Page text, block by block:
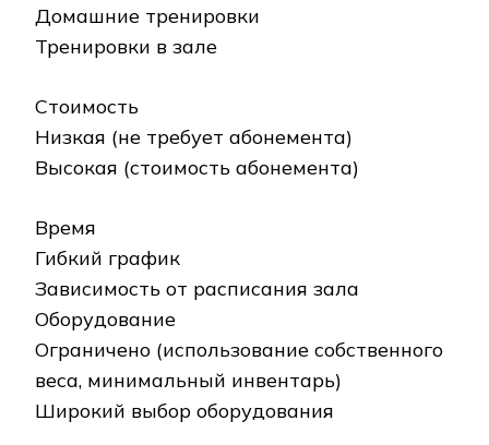
Домашние тренировки
Тренировки в зале
Стоимость
Низкая (не требует абонемента)
Высокая (стоимость абонемента)
Время
Гибкий график
Зависимость от расписания зала
Оборудование
Ограничено (использование собственного
веса, минимальный инвентарь)
Широкий выбор оборудования